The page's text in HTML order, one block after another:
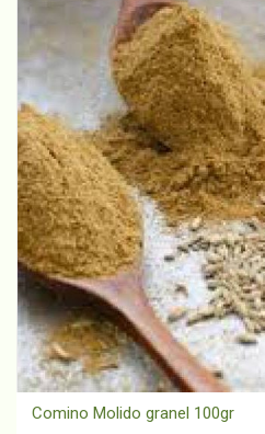
Comino Molido granel 100gr